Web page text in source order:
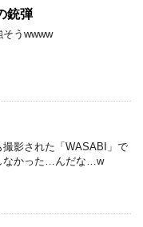
銃弾
うwwww
影された「WASABI」で
なかった…んだな…w